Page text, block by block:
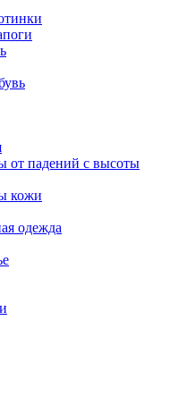
от падений с высоты
кожи
одежда